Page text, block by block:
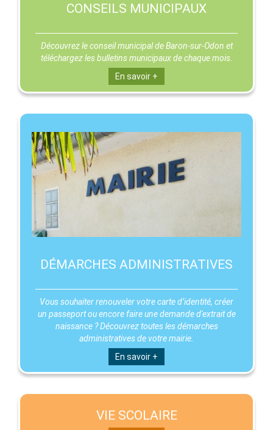
CONSEILS MUNICIPAUX
Découvrez le conseil municipal de Baron-sur-Odon et
téléchargez les bulletins municipaux de chaque mois.
En savoir +
DÉMARCHES ADMINISTRATIVES
Vous souhaiter renouveler votre carte d’identité, créer
un passeport ou encore faire une demande d'extrait de
naissance ? Découvrez toutes les démarches
administratives de votre mairie.
En savoir +
VIE SCOLAIRE